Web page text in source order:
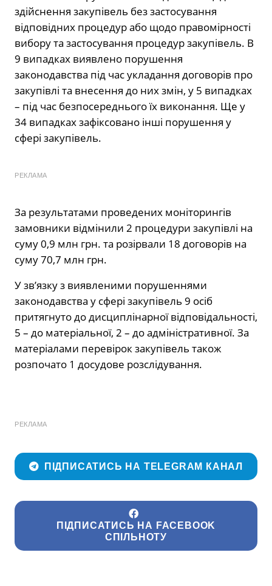
здійснення закупівель без застосування
відповідних процедур або щодо правомірності
вибору та застосування процедур закупівель. В
9 випадках виявлено порушення
законодавства під час укладання договорів про
закупівлі та внесення до них змін, у 5 випадках
– під час безпосереднього їх виконання. Ще у
34 випадках зафіксовано інші порушення у
сфері закупівель.
РЕКЛАМА
За результатами проведених моніторингів
замовники відмінили 2 процедури закупівлі на
суму 0,9 млн грн. та розірвали 18 договорів на
суму 70,7 млн грн.
У зв’язку з виявленими порушеннями
законодавства у сфері закупівель 9 осіб
притягнуто до дисциплінарної відповідальності,
5 – до матеріальної, 2 – до адміністративної. За
матеріалами перевірок закупівель також
розпочато 1 досудове розслідування.
РЕКЛАМА
ПІДПИСАТИСЬ НА TELEGRAM КАНАЛ
ПІДПИСАТИСЬ НА FACEBOOK
СПІЛЬНОТУ